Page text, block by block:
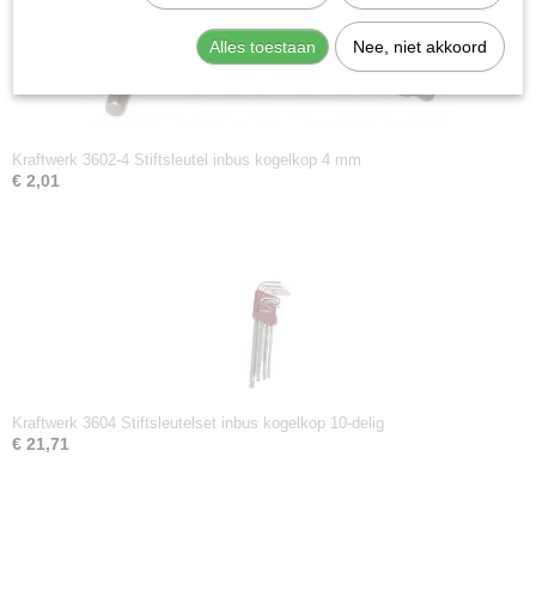
Kraftwerk 3602-4 Stiftsleutel inbus kogelkop 4 mm
€ 2,01
Kraftwerk 3604 Stiftsleutelset inbus kogelkop 10-delig
€ 21,71
Alles toestaan Nee, niet akkoord